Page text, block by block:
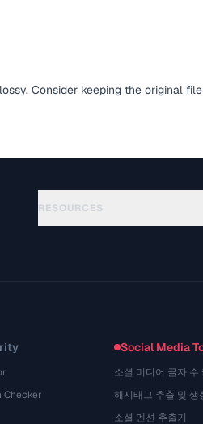
Consider keeping the original
RESOURCES
Checker
Social Media
소셜 미디어 글자 수
해시태그 추출 및 생
소셜 멘션 추출기